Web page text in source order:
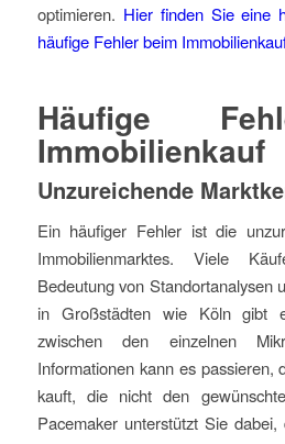
optimieren. Hier finden Sie eine
häufige Fehler beim
Häufige
Immobilienkauf
Unzureichende
Ein häufiger Fehler ist die
Immobilienmarktes. Viele
Bedeutung von Standortanalysen
in Großstädten wie Köln gibt
zwischen den einzelnen
Informationen kann es passieren,
kauft, die nicht den
Pacemaker unterstützt Sie